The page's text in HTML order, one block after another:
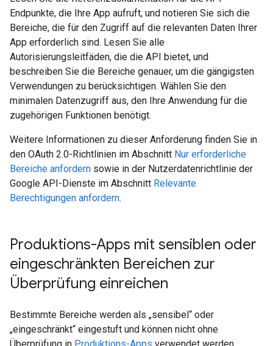
Endpunkte, die Ihre App aufruft, und notieren Sie sich die
Bereiche, die für den Zugriff auf die relevanten Daten Ihrer
App erforderlich sind. Lesen Sie alle
Autorisierungsleitfäden, die die API bietet, und
beschreiben Sie die Bereiche genauer, um die gängigsten
Verwendungen zu berücksichtigen. Wählen Sie den
minimalen Datenzugriff aus, den Ihre Anwendung für die
zugehörigen Funktionen benötigt.
Weitere Informationen zu dieser Anforderung finden Sie in
den OAuth 2.0-Richtlinien im Abschnitt Nur erforderliche
Bereiche anfordern sowie in der Nutzerdatenrichtlinie der
Google API-Dienste im Abschnitt Relevante
Berechtigungen anfordern.
Produktions-Apps mit sensiblen oder
eingeschränkten Bereichen zur
Überprüfung einreichen
Bestimmte Bereiche werden als „sensibel“ oder
„eingeschränkt“ eingestuft und können nicht ohne